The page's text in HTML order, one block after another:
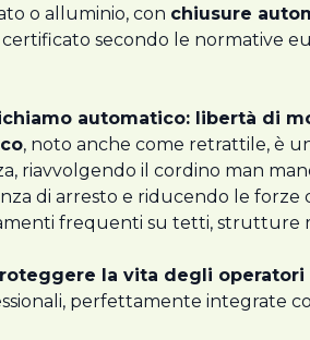
o alluminio, con chiusure
secondo le normative
automatico: libertà di
, noto anche come retrattile, è
riavvolgendo il cordino man
di arresto e riducendo le forze
frequenti su tetti, strutture
la vita degli
perfettamente integrate